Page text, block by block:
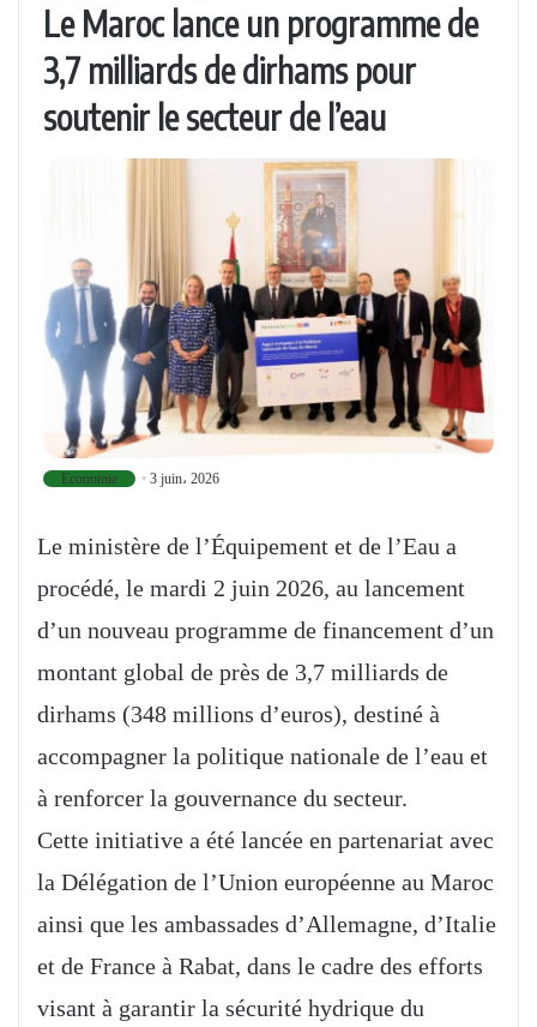
Le Maroc lance un programme de
3,7 milliards de dirhams pour
soutenir le secteur de l’eau
Economie 3 juin، 2026
Le ministère de l’Équipement et de l’Eau a
procédé, le mardi 2 juin 2026, au lancement
d’un nouveau programme de financement d’un
montant global de près de 3,7 milliards de
dirhams (348 millions d’euros), destiné à
accompagner la politique nationale de l’eau et
à renforcer la gouvernance du secteur.
Cette initiative a été lancée en partenariat avec
la Délégation de l’Union européenne au Maroc
ainsi que les ambassades d’Allemagne, d’Italie
et de France à Rabat, dans le cadre des efforts
visant à garantir la sécurité hydrique du